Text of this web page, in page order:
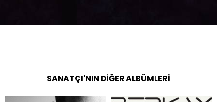
SANATÇI'NIN DIĞER ALBÜMLERI